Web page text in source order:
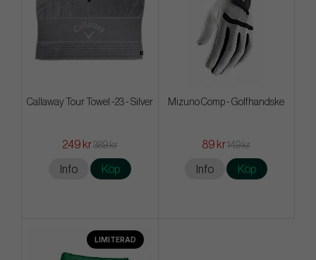
Callaway Tour Towel -23 - Silver
249 kr389 kr
Info Köp
Mizuno Comp - Golfhandske
89 kr149 kr
Info Köp
LIMITERAD